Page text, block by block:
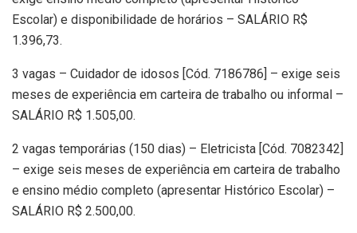
Escolar) e disponibilidade de horários – SALÁRIO R$
1.396,73.
3 vagas – Cuidador de idosos [Cód. 7186786] – exige seis
meses de experiência em carteira de trabalho ou informal –
SALÁRIO R$ 1.505,00.
2 vagas temporárias (150 dias) – Eletricista [Cód. 7082342]
– exige seis meses de experiência em carteira de trabalho
e ensino médio completo (apresentar Histórico Escolar) –
SALÁRIO R$ 2.500,00.